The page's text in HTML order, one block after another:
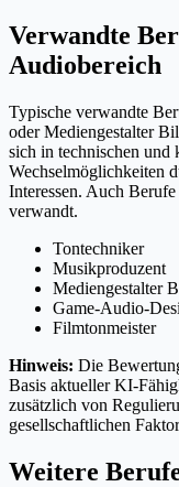
Verwandte
Audiobereich
Typische verwandte
oder Mediengestalter
sich in technischen und
Wechselmöglichkeiten
Interessen. Auch
verwandt.
Tontechniker
Musikproduzent
Mediengestalter
Game-Audio-
Filmtonmeister
Hinweis: Die
Basis aktueller KI-
zusätzlich von
gesellschaftlichen
Weitere